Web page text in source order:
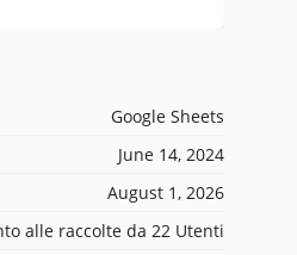
Google Sheets
June 14, 2024
August 1, 2026
alle raccolte da 22 Utenti